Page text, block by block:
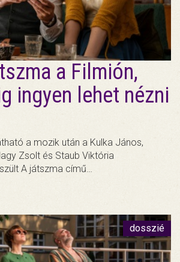
a Filmión,
ingyen lehet nézni
a mozik után a Kulka János,
Zsolt és Staub Viktória
A játszma című…
dosszié